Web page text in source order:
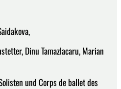
Dinu Tamazlacaru, Marian
und Corps de ballet des